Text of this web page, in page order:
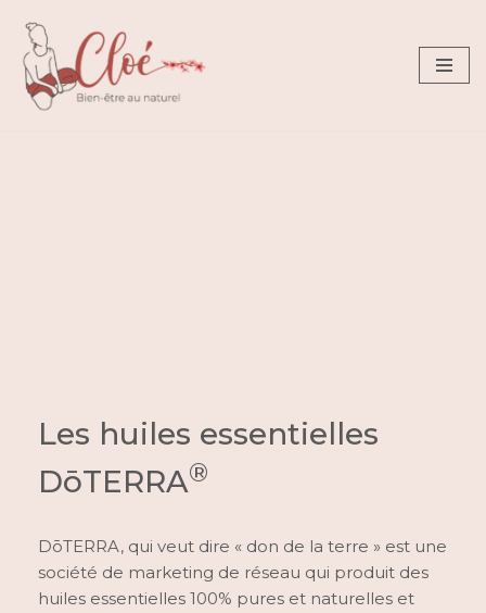
Aller
au
contenu
Les huiles essentielles
DōTERRA®
DōTERRA, qui veut dire « don de la terre » est une
société de marketing de réseau qui produit des
huiles essentielles 100% pures et naturelles et